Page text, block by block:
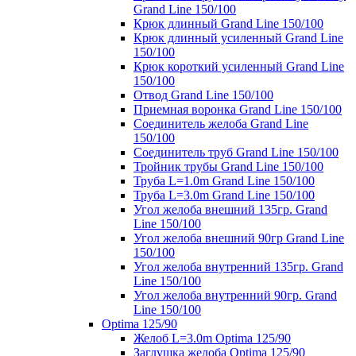
Grand Line 150/100
Крюк длинный Grand Line 150/100
Крюк длинный усиленный Grand Line
150/100
Крюк короткий усиленный Grand Line
150/100
Отвод Grand Line 150/100
Приемная воронка Grand Line 150/100
Соединитель желоба Grand Line
150/100
Соединитель труб Grand Line 150/100
Тройник трубы Grand Line 150/100
Труба L=1.0m Grand Line 150/100
Труба L=3.0m Grand Line 150/100
Угол желоба внешний 135гр. Grand
Line 150/100
Угол желоба внешний 90гр Grand Line
150/100
Угол желоба внутренний 135гр. Grand
Line 150/100
Угол желоба внутренний 90гр. Grand
Line 150/100
Optima 125/90
Желоб L=3.0m Optima 125/90
Заглушка желоба Optima 125/90